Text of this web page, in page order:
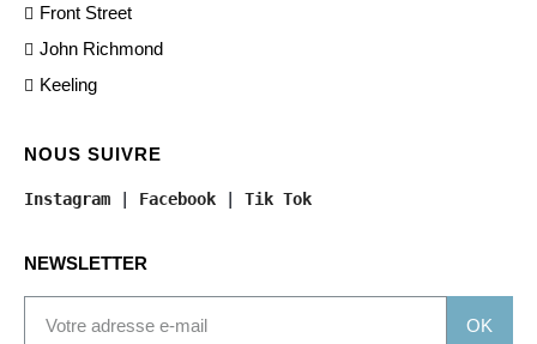
Front Street
John Richmond
Keeling
NOUS SUIVRE
Instagram | Facebook | Tik Tok
NEWSLETTER
OK